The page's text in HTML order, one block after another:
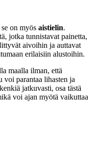
on myös aistielin.
jotka tunnistavat painetta,
aivoihin ja auttavat
erilaisiin alustoihin.
maalla ilman, että
voi parantaa lihasten ja
jatkuvasti, osa tästä
voi ajan myötä vaikuttaa